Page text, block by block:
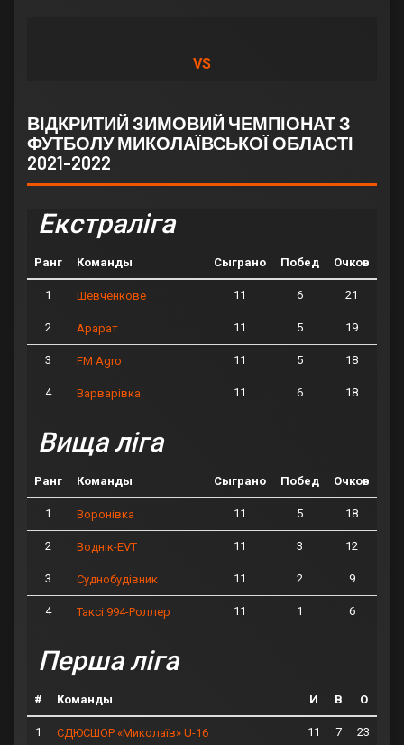
VS
ВІДКРИТИЙ ЗИМОВИЙ ЧЕМПІОНАТ З
ФУТБОЛУ МИКОЛАЇВСЬКОЇ ОБЛАСТІ
2021-2022
Екстраліга
Ранг Команды Сыграно Побед Очков
1 Шевченкове 11 6 21
2 Арарат 11 5 19
3 FM Agro 11 5 18
4 Варварівка 11 6 18
Вища ліга
Ранг Команды Сыграно Побед Очков
1 Воронівка 11 5 18
2 Воднік-EVT 11 3 12
3 Суднобудівник 11 2 9
4 Таксі 994-Роллер 11 1 6
Перша ліга
# Команды И В О
1 СДЮСШОР «Миколаїв» U-16 11 7 23